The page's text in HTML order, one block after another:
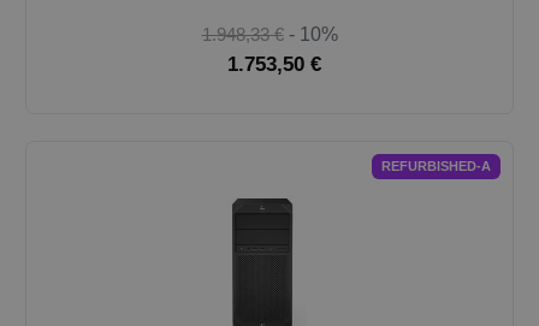
1.948,33 € - 10%
1.753,50 €
REFURBISHED-A